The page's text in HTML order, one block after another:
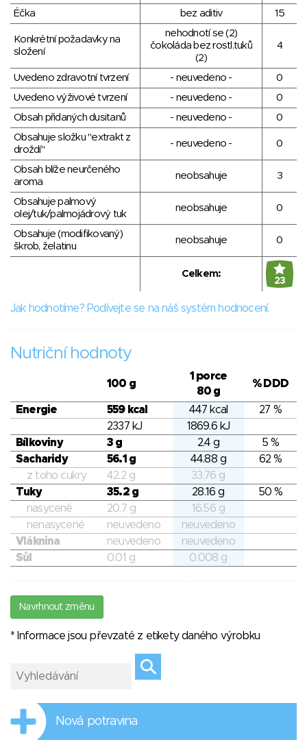
Éčka bez aditiv 15
Konkrétní požadavky na
složení
nehodnotí se (2)
čokoláda bez rostl.tuků
(2)
4
Uvedeno zdravotní tvrzení - neuvedeno -
0
Uvedeno výživové tvrzení
- neuvedeno -
0
Obsah přidaných dusitanů
- neuvedeno -
0
Obsahuje složku "extrakt z
droždí"
- neuvedeno - 0
Obsah blíže neurčeného
aroma
neobsahuje 3
Obsahuje palmový
olej/tuk/palmojádrový tuk
neobsahuje 0
Obsahuje (modifikovaný)
škrob, želatinu
neobsahuje 0
Celkem:
23
Jak hodnotíme? Podívejte se na náš systém hodnocení.
Nutriční hodnoty
100 g
1 porce
80 g
% DDD
Energie 559 kcal 447 kcal
27 %
2337 kJ
1869.6 kJ
Bílkoviny
3 g 2.4 g
5 %
Sacharidy
56.1 g 44.88 g
62 %
z toho cukry
42.2 g
33.76 g
Tuky
35.2 g 28.16 g
50 %
nasycené
20.7 g
16.56 g
nenasycené
neuvedeno
neuvedeno
Vláknina
neuvedeno
neuvedeno
Sůl
0.01 g 0.008 g
Navrhnout změnu
* Informace jsou převzaté z etikety daného výrobku
Nová potravina